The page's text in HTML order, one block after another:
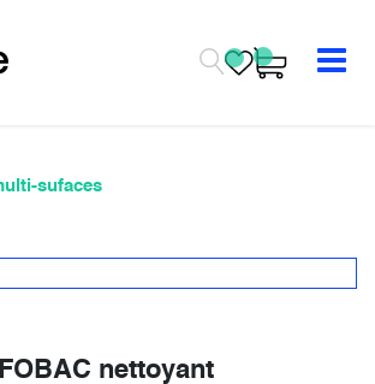
sufaces
nettoyant